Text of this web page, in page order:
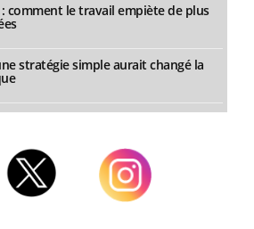
comment le travail empiète de plus
stratégie simple aurait changé la